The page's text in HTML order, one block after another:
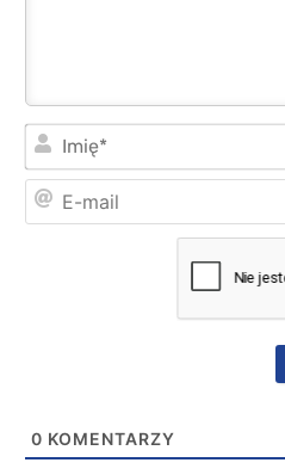
0 KOMENTARZY